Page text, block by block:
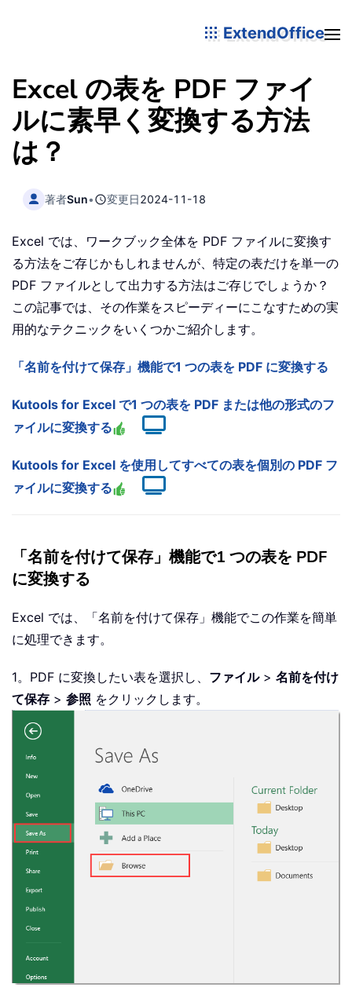
ExtendOffice
Excel の表を PDF ファイ
ルに素早く変換する方法
は？
著者Sun• 変更日2024-11-18
Excel では、ワークブック全体を PDF ファイルに変換す
る方法をご存じかもしれませんが、特定の表だけを単一の
PDF ファイルとして出力する方法はご存じでしょうか？
この記事では、その作業をスピーディーにこなすための実
用的なテクニックをいくつかご紹介します。
「名前を付けて保存」機能で1 つの表を PDF に変換する
Kutools for Excel で1 つの表を PDF または他の形式のフ
ァイルに変換する
Kutools for Excel を使用してすべての表を個別の PDF フ
ァイルに変換する
「名前を付けて保存」機能で1 つの表を PDF
に変換する
Excel では、「名前を付けて保存」機能でこの作業を簡単
に処理できます。
1。PDF に変換したい表を選択し、 ファイル> 名前を付け
て保存 > 参照 をクリックします。